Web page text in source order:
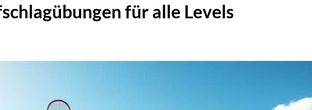
für alle Levels